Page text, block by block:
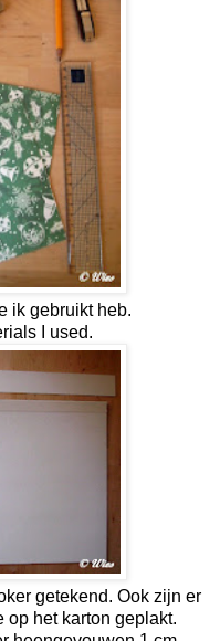
ik gebruikt heb.
I used.
getekend. Ook zijn er
het karton geplakt.